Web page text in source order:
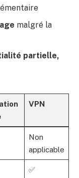
malgré la
partielle,
VPN
Non
applicable
✅